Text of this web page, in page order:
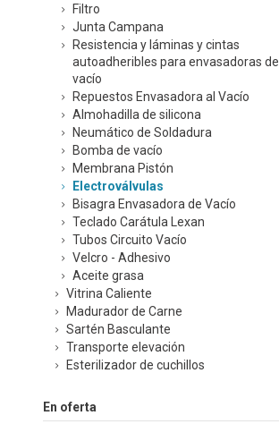
Filtro
Junta Campana
Resistencia y láminas y cintas
autoadheribles para envasadoras de
vacío
Repuestos Envasadora al Vacío
Almohadilla de silicona
Neumático de Soldadura
Bomba de vacío
Membrana Pistón
Electroválvulas
Bisagra Envasadora de Vacío
Teclado Carátula Lexan
Tubos Circuito Vacío
Velcro - Adhesivo
Aceite grasa
Vitrina Caliente
Madurador de Carne
Sartén Basculante
Transporte elevación
Esterilizador de cuchillos
En oferta